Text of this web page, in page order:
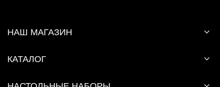
НАШ МАГАЗИН
КАТАЛОГ